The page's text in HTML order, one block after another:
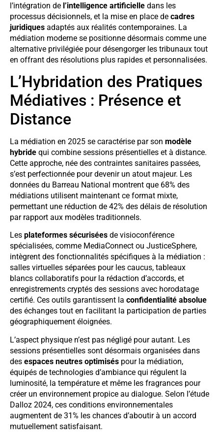
l’intégration de l’intelligence artificielle dans les
processus décisionnels, et la mise en place de cadres
juridiques adaptés aux réalités contemporaines. La
médiation moderne se positionne désormais comme une
alternative privilégiée pour désengorger les tribunaux tout
en offrant des résolutions plus rapides et personnalisées.
L’Hybridation des Pratiques
Médiatives : Présence et
Distance
La médiation en 2025 se caractérise par son modèle
hybride qui combine sessions présentielles et à distance.
Cette approche, née des contraintes sanitaires passées,
s’est perfectionnée pour devenir un atout majeur. Les
données du Barreau National montrent que 68% des
médiations utilisent maintenant ce format mixte,
permettant une réduction de 42% des délais de résolution
par rapport aux modèles traditionnels.
Les plateformes sécurisées de visioconférence
spécialisées, comme MediaConnect ou JusticeSphere,
intègrent des fonctionnalités spécifiques à la médiation :
salles virtuelles séparées pour les caucus, tableaux
blancs collaboratifs pour la rédaction d’accords, et
enregistrements cryptés des sessions avec horodatage
certifié. Ces outils garantissent la confidentialité absolue
des échanges tout en facilitant la participation de parties
géographiquement éloignées.
L’aspect physique n’est pas négligé pour autant. Les
sessions présentielles sont désormais organisées dans
des espaces neutres optimisés pour la médiation,
équipés de technologies d’ambiance qui régulent la
luminosité, la température et même les fragrances pour
créer un environnement propice au dialogue. Selon l’étude
Dalloz 2024, ces conditions environnementales
augmentent de 31% les chances d’aboutir à un accord
mutuellement satisfaisant.